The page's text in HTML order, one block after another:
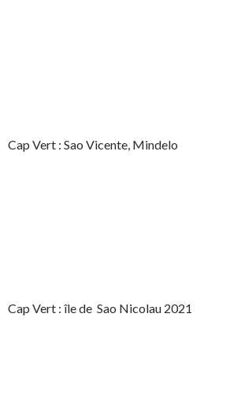
Cap Vert : Sao Vicente, Mindelo
Cap Vert : île de Sao Nicolau 2021